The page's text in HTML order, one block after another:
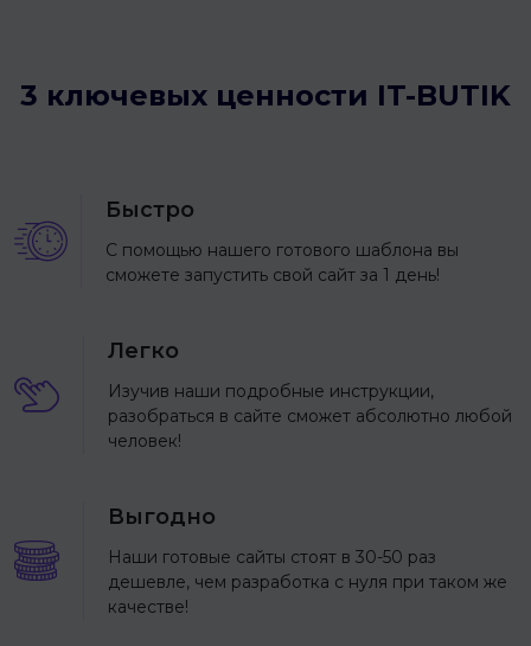
3 ключевых ценности IT-BUTIK
Быстро
С помощью нашего готового шаблона вы
сможете запустить свой сайт за 1 день!
Легко
Изучив наши подробные инструкции,
разобраться в сайте сможет абсолютно любой
человек!
Выгодно
Наши готовые сайты стоят в 30-50 раз
дешевле, чем разработка с нуля при таком же
качестве!